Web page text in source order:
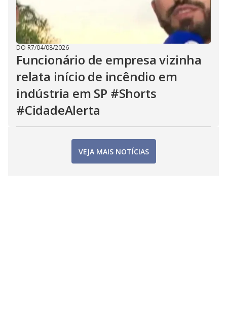
DO R7/04/08/2026
Funcionário de empresa vizinha
relata início de incêndio em
indústria em SP #Shorts
#CidadeAlerta
VEJA MAIS NOTÍCIAS